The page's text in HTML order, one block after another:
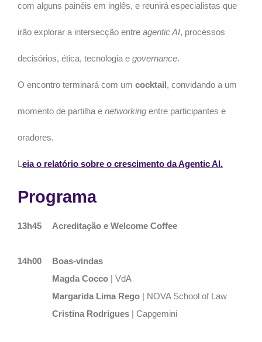
com alguns painéis em inglês, e reunirá especialistas que
irão explorar a intersecção entre agentic AI, processos
decisórios, ética, tecnologia e governance.
O encontro terminará com um cocktail, convidando a um
momento de partilha e networking entre participantes e
oradores.
L eia o relatório sobre o crescimento da Agentic AI.
Programa
13h45 Acreditação e Welcome Coffee
14h00
Boas-vindas
Magda Cocco | VdA
Margarida Lima Rego | NOVA School of Law
Cristina Rodrigues | Capgemini